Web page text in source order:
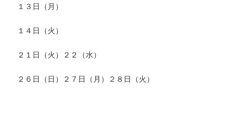
１３日（月）
１４日（火）
２１日（火）２２（水）
２６日（日）２７日（月）２８日（火）